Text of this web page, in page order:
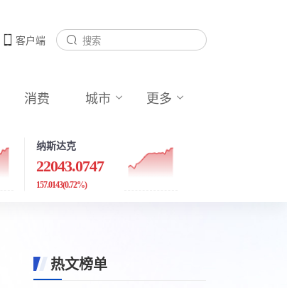
客户端
消费 城市 更多
纳斯达克
22043.0747
157.0143(0.72%)
热文榜单